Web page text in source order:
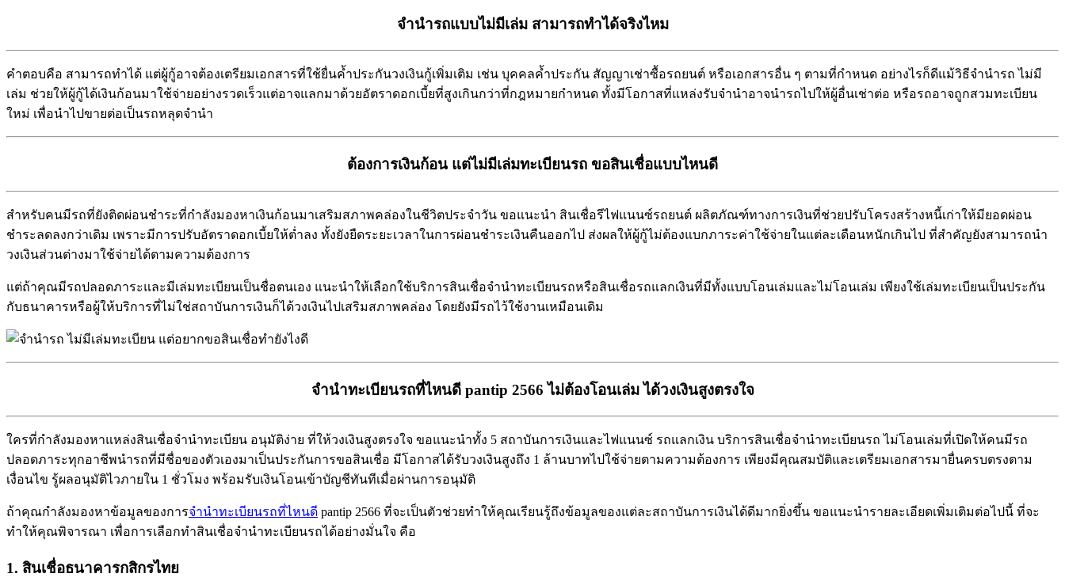
จำนำรถแบบไม่มีเล่ม สามารถทำได้จริงไหม
คำตอบคือ สามารถทำได้ แต่ผู้กู้อาจต้องเตรียมเอกสารที่ใช้ยื่นค้ำประกันวงเงินกู้เพิ่มเติม เช่น บุคคลค้ำประกัน สัญญาเช่าซื้อรถยนต์ หรือเอกสารอื่น ๆ ตามที่กำหนด อย่างไรก็ดีแม้วิธีจำนำรถ ไม่มี
เล่ม ช่วยให้ผู้กู้ได้เงินก้อนมาใช้จ่ายอย่างรวดเร็วแต่อาจแลกมาด้วยอัตราดอกเบี้ยที่สูงเกินกว่าที่กฎหมายกำหนด ทั้งมีโอกาสที่แหล่งรับจำนำอาจนำรถไปให้ผู้อื่นเช่าต่อ หรือรถอาจถูกสวมทะเบียน
ใหม่ เพื่อนำไปขายต่อเป็นรถหลุดจำนำ
ต้องการเงินก้อน แต่ไม่มีเล่มทะเบียนรถ ขอสินเชื่อแบบไหนดี
สำหรับคนมีรถที่ยังติดผ่อนชำระที่กำลังมองหาเงินก้อนมาเสริมสภาพคล่องในชีวิตประจำวัน ขอแนะนำ สินเชื่อรีไฟแนนซ์รถยนต์ ผลิตภัณฑ์ทางการเงินที่ช่วยปรับโครงสร้างหนี้เก่าให้มียอดผ่อน
ชำระลดลงกว่าเดิม เพราะมีการปรับอัตราดอกเบี้ยให้ต่ำลง ทั้งยังยืดระยะเวลาในการผ่อนชำระเงินคืนออกไป ส่งผลให้ผู้กู้ไม่ต้องแบกภาระค่าใช้จ่ายในแต่ละเดือนหนักเกินไป ที่สำคัญยังสามารถนำ
วงเงินส่วนต่างมาใช้จ่ายได้ตามความต้องการ
แต่ถ้าคุณมีรถปลอดภาระและมีเล่มทะเบียนเป็นชื่อตนเอง แนะนำให้เลือกใช้บริการสินเชื่อจำนำทะเบียนรถหรือสินเชื่อรถแลกเงินที่มีทั้งแบบโอนเล่มและไม่โอนเล่ม เพียงใช้เล่มทะเบียนเป็นประกัน
กับธนาคารหรือผู้ให้บริการที่ไม่ใช่สถาบันการเงินก็ได้วงเงินไปเสริมสภาพคล่อง โดยยังมีรถไว้ใช้งานเหมือนเดิม
จำนำทะเบียนรถที่ไหนดี pantip 2566 ไม่ต้องโอนเล่ม ได้วงเงินสูงตรงใจ
ใครที่กำลังมองหาแหล่งสินเชื่อจำนำทะเบียน อนุมัติง่าย ที่ให้วงเงินสูงตรงใจ ขอแนะนำทั้ง 5 สถาบันการเงินและไฟแนนซ์ รถแลกเงิน บริการสินเชื่อจำนำทะเบียนรถ ไม่โอนเล่มที่เปิดให้คนมีรถ
ปลอดภาระทุกอาชีพนำรถที่มีชื่อของตัวเองมาเป็นประกันการขอสินเชื่อ มีโอกาสได้รับวงเงินสูงถึง 1 ล้านบาทไปใช้จ่ายตามความต้องการ เพียงมีคุณสมบัติและเตรียมเอกสารมายื่นครบตรงตาม
เงื่อนไข รู้ผลอนุมัติไวภายใน 1 ชั่วโมง พร้อมรับเงินโอนเข้าบัญชีทันทีเมื่อผ่านการอนุมัติ
ถ้าคุณกำลังมองหาข้อมูลของการจำนำทะเบียนรถที่ไหนดี pantip 2566 ที่จะเป็นตัวช่วยทำให้คุณเรียนรู้ถึงข้อมูลของแต่ละสถาบันการเงินได้ดีมากยิ่งขึ้น ขอแนะนำรายละเอียดเพิ่มเติมต่อไปนี้ ที่จะ
ทำให้คุณพิจารณา เพื่อการเลือกทำสินเชื่อจำนำทะเบียนรถได้อย่างมั่นใจ คือ
1. สินเชื่อธนาคารกสิกรไทย